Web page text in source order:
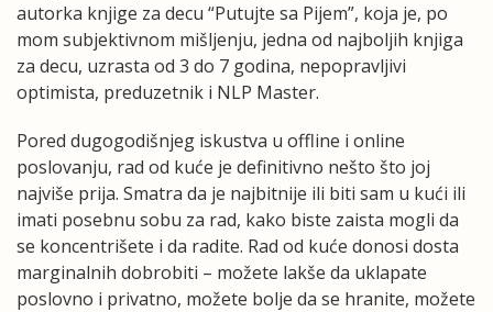
autorka knjige za decu “Putujte sa Pijem”, koja je, po
mom subjektivnom mišljenju, jedna od najboljih knjiga
za decu, uzrasta od 3 do 7 godina, nepopravljivi
optimista, preduzetnik i NLP Master.
Pored dugogodišnjeg iskustva u offline i online
poslovanju, rad od kuće je definitivno nešto što joj
najviše prija. Smatra da je najbitnije ili biti sam u kući ili
imati posebnu sobu za rad, kako biste zaista mogli da
se koncentrišete i da radite. Rad od kuće donosi dosta
marginalnih dobrobiti – možete lakše da uklapate
poslovno i privatno, možete bolje da se hranite, možete